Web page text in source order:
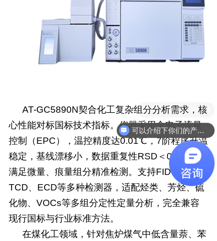
AT-GC5890N契合化工复杂组分分析需求，核
心性能对标国标技术指标。仪器采用全电子流量
控制（EPC），温控精度达0.01℃，7阶程序升温
稳定，基线漂移小，数据重复性RSD＜0.5%，可
满足微量、痕量组分精准检测。支持FID、
TCD、ECD等多种检测器，适配烃类、芳烃、硫
化物、VOCs等多组分定性定量分析，完全兼容
现行国标与行业标准方法。
在煤化工领域，针对焦炉煤气中低含量萘、苯
可以介绍下你们的产品么